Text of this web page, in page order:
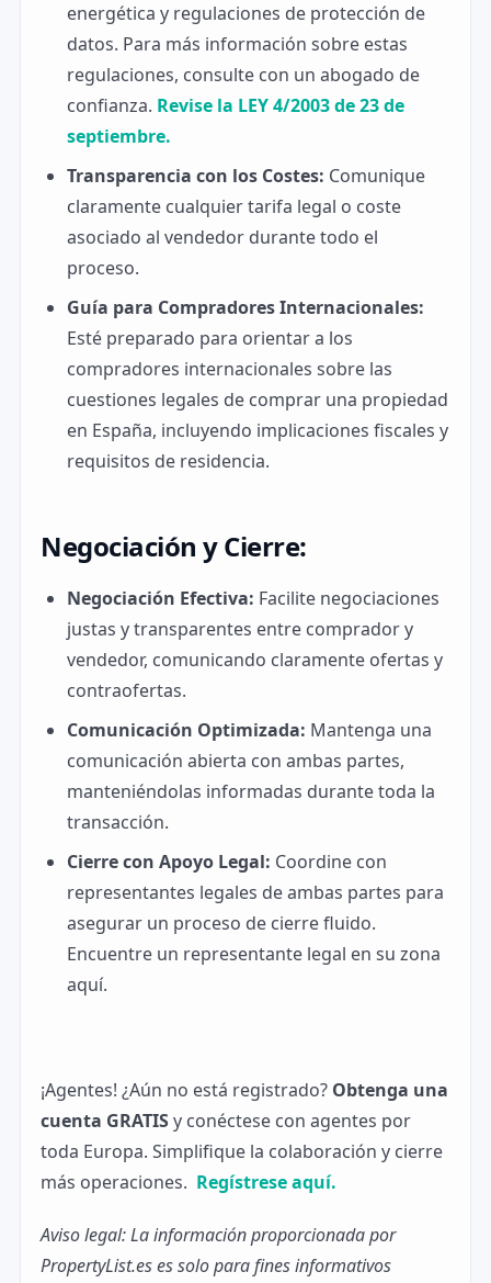
energética y regulaciones de protección de
datos. Para más información sobre estas
regulaciones, consulte con un abogado de
confianza. Revise la LEY 4/2003 de 23 de
septiembre.
Transparencia con los Costes: Comunique
claramente cualquier tarifa legal o coste
asociado al vendedor durante todo el
proceso.
Guía para Compradores Internacionales:
Esté preparado para orientar a los
compradores internacionales sobre las
cuestiones legales de comprar una propiedad
en España, incluyendo implicaciones fiscales y
requisitos de residencia.
Negociación y Cierre:
Negociación Efectiva: Facilite negociaciones
justas y transparentes entre comprador y
vendedor, comunicando claramente ofertas y
contraofertas.
Comunicación Optimizada: Mantenga una
comunicación abierta con ambas partes,
manteniéndolas informadas durante toda la
transacción.
Cierre con Apoyo Legal: Coordine con
representantes legales de ambas partes para
asegurar un proceso de cierre fluido.
Encuentre un representante legal en su zona
aquí.
¡Agentes! ¿Aún no está registrado? Obtenga una
cuenta GRATISy conéctese con agentes por
toda Europa. Simplifique la colaboración y cierre
más operaciones. Regístrese aquí.
Aviso legal: La información proporcionada por
PropertyList.es es solo para fines informativos